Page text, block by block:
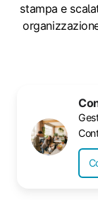
stampa e